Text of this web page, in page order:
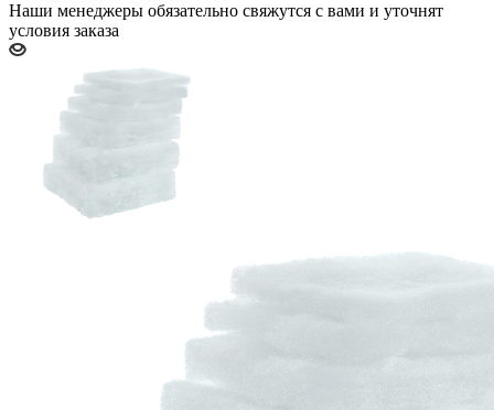
Наши менеджеры обязательно свяжутся с вами и уточнят
условия заказа